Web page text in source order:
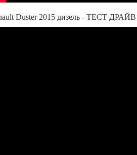
Duster 2015 дизель - ТЕСТ